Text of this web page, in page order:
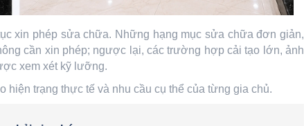
xin phép sửa chữa. Những hạng mục sửa chữa đơn giản,
cần xin phép; ngược lại, các trường hợp cải tạo lớn, ảnh
xem xét kỹ lưỡng.
trạng thực tế và nhu cầu cụ thể của từng gia chủ.